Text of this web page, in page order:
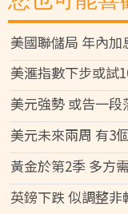
美國聯儲局 年內加
美滙指數下步或試
美元強勢 或告一段
美元未來兩周 有3
黃金於第2季 多方
英鎊下跌 似調整非